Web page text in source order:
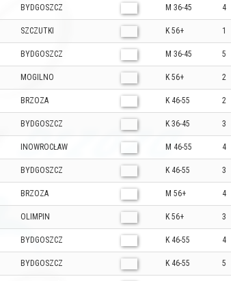
BYDGOSZCZ M 36-45 4
SZCZUTKI K 56+ 1
BYDGOSZCZ M 36-45 5
MOGILNO K 56+ 2
BRZOZA K 46-55 2
BYDGOSZCZ K 36-45 3
INOWROCŁAW M 46-55 4
BYDGOSZCZ K 46-55 3
BRZOZA M 56+ 4
OLIMPIN K 56+ 3
BYDGOSZCZ K 46-55 4
BYDGOSZCZ K 46-55 5